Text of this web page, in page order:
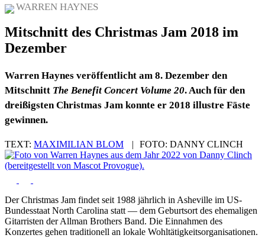
WARREN HAYNES
Mitschnitt des Christmas Jam 2018 im
Dezember
Warren Haynes veröffentlicht am 8. Dezember den
Mitschnitt The Benefit Concert Volume 20. Auch für den
dreißigsten Christmas Jam konnte er 2018 illustre Fäste
gewinnen.
TEXT: MAXIMILIAN BLOM | FOTO: DANNY CLINCH
Der Christmas Jam findet seit 1988 jährlich in Asheville im US-
Bundesstaat North Carolina statt — dem Geburtsort des ehemaligen
Gitarristen der Allman Brothers Band. Die Einnahmen des
Konzertes gehen traditionell an lokale Wohltätigkeitsorganisationen.